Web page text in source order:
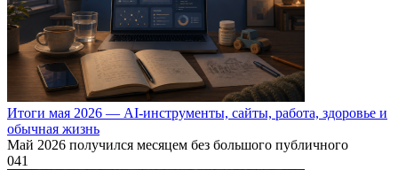
Итоги мая 2026 — AI-инструменты, сайты, работа, здоровье и
обычная жизнь
Май 2026 получился месяцем без большого публичного
041